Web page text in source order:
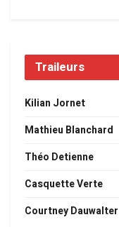
Traileurs
Kilian Jornet
Mathieu Blanchard
Théo Detienne
Casquette Verte
Courtney Dauwalter